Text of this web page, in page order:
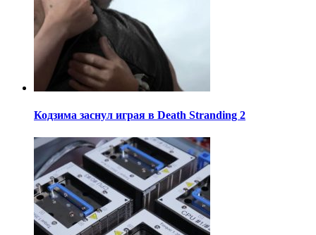
Кодзима заснул играя в Death Stranding 2